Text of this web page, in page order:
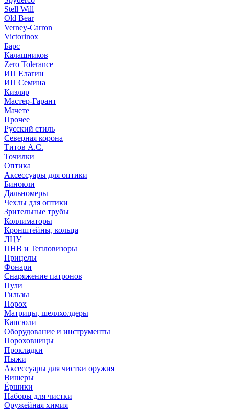
Stell Will
Old Bear
Verney-Carron
Victorinox
Барс
Калашников
Zero Tolerance
ИП Елагин
ИП Семина
Кизляр
Мастер-Гарант
Мачете
Прочее
Русский стиль
Северная корона
Титов А.С.
Точилки
Оптика
Аксессуары для оптики
Бинокли
Дальномеры
Чехлы для оптики
Зрительные трубы
Коллиматоры
Кронштейны, кольца
ЛЦУ
ПНВ и Тепловизоры
Прицелы
Фонари
Снаряжение патронов
Пули
Гильзы
Порох
Матрицы, шеллхолдеры
Капсюли
Оборудование и инструменты
Пороховницы
Прокладки
Пыжи
Аксессуары для чистки оружия
Вишеры
Ёршики
Наборы для чистки
Оружейная химия